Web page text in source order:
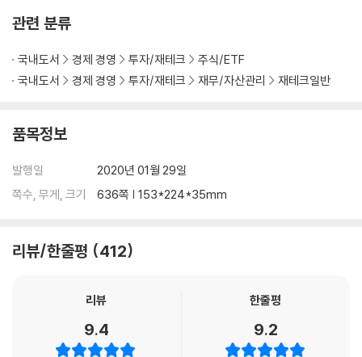
예외의 상황이 아니라면 항상 주식을 보유한다
26장 주가가 꾸준히 오르는 풍선시장 vs. 떨어지거나 정체되는 중력시장
인플레이션 시장의 특징 | 디플레이션 시장의 특징
27장 ‘이미’가 아닌 ‘향후’에 주목하라
28장 돈 벌 기회는 ‘세상을 바꾼 사건’ 이후 생긴다
29장 문제는 ‘공급’이 아닌 ‘수요’에 있다
31장 왜 모두 빚의 노예가 되었는가?
32장 내가 남과 차별되는 나만의 교환가치는 무엇인가?
35장 결국 오를 수밖에 없는 기업 vs. 결코 오를 수 없는 기업
37장 왜 나만의 매뉴얼이 필수인가?
38장 세계 1등, 결론은 항상 같은 지점을 가리킨다
패러다임 전환 시기와 맞물린다 | 충분한 수익률로 보답한다 | 쉽다 | 망할
관련 분류
국내도서 경제 경영 투자/재테크
주식/ETF
국내도서
경제 경영 투자/재테크 재무/자산관리 재테크일반
품목정보
발행일
2020년 01월 29일
쪽수, 무게, 크기
636쪽 | 153*224*35mm
리뷰/한줄평 412
리뷰
9.4
한줄평
9.2